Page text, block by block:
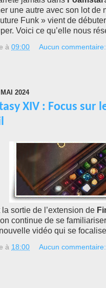
une autre avec son lot de
Funk » vient de
Voici ce qu’elle nous
à 09:00 Aucun commentaire:
2024
XIV : Focus sur
sortie de l’extension de
continue de se
vidéo qui se
à 18:00 Aucun commentaire: